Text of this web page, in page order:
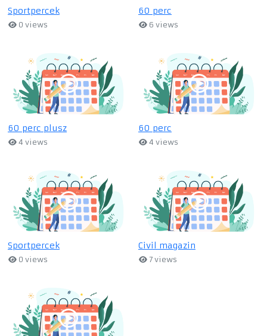
Sportpercek
0 views
60 perc
6 views
60 perc plusz
4 views
60 perc
4 views
Sportpercek
0 views
Civil magazin
7 views